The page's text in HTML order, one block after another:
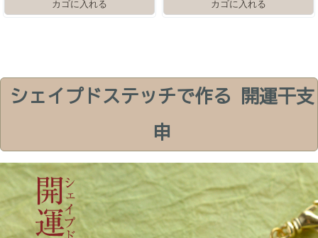
シェイプドステッチで作る 開運干支
申